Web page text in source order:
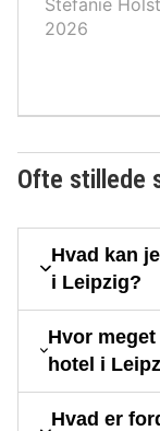
2026
Ofte stillede
Hvad kan
i Leipzig?
Hvor
hotel i
Hvad er